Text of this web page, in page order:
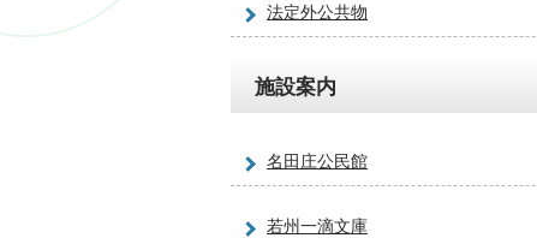
法定外公共物
施設案内
名田庄公民館
若州一滴文庫